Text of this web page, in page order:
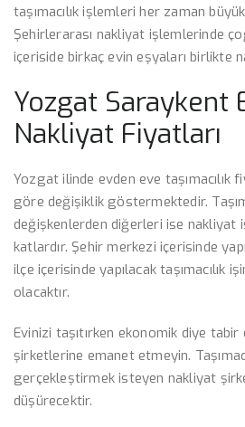
taşımacılık işlemleri her zaman
Şehirlerarası nakliyat işlemlerinde
içeriside birkaç evin eşyaları birlikte
Yozgat Saraykent
Nakliyat Fiyatları
Yozgat ilinde evden eve taşımacılık
göre değişiklik göstermektedir.
değişkenlerden diğerleri ise nakliyat
katlardır. Şehir merkezi içerisinde
ilçe içerisinde yapılacak taşımacılık
olacaktır.
Evinizi taşıtırken ekonomik diye tabir
şirketlerine emanet etmeyin.
gerçekleştirmek isteyen nakliyat
düşürecektir.